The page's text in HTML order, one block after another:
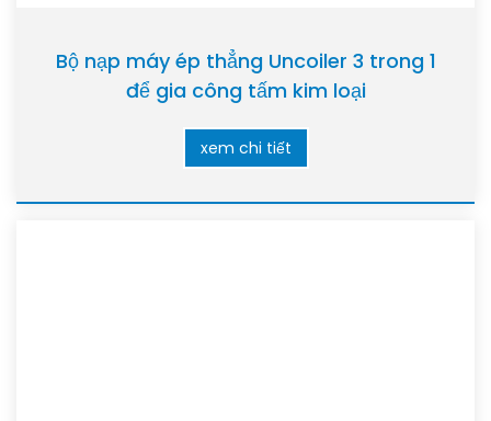
Bộ nạp máy ép thẳng Uncoiler 3 trong 1
để gia công tấm kim loại
xem chi tiết